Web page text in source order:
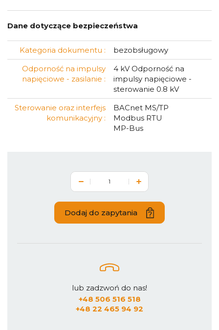
Dane dotyczące bezpieczeństwa
Kategoria dokumentu :
bezobsługowy
Odporność na impulsy
napięciowe - zasilanie :
4 kV Odporność na
impulsy napięciowe -
sterowanie 0.8 kV
Sterowanie oraz interfejs
komunikacyjny :
BACnet MS/TP
Modbus RTU
MP-Bus
Dodaj do zapytania
lub zadzwoń do nas!
+48 506 516 518
+48 22 465 94 92